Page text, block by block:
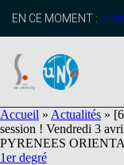
principal
EN CE MOMENT :
Accueil » Actualités »
session ! Vendredi 3
PYRENEES
1er degré